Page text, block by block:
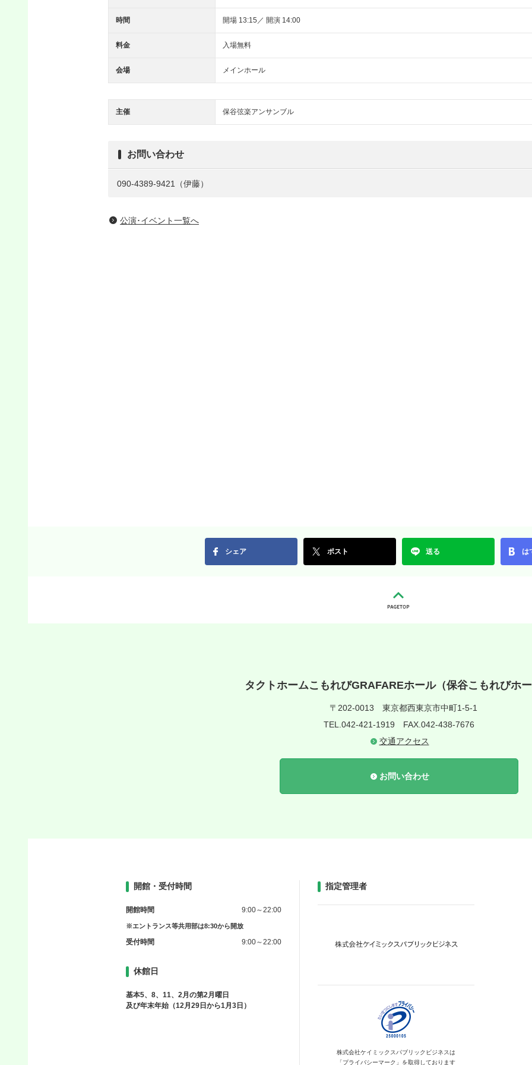
時間 開場 13:15／ 開演 14:00
料金 入場無料
会場 メインホール
主催 保谷弦楽アンサンブル
お問い合わせ
090-4389-9421（伊藤）
公演･イベント一覧へ
シェア ポスト 送る は
タクトホームこもれびGRAFAREホール（保谷こもれびホー
〒202-0013 東京都西東京市中町1-5-1
TEL.042-421-1919 FAX.042-438-7676
交通アクセス
お問い合わせ
開館・受付時間
開館時間 9:00～22:00
※エントランス等共用部は8:30から開放
受付時間 9:00～22:00
休館日
基本5、8、11、2月の第2月曜日
及び年末年始（12月29日から1月3日）
指定管理者
株式会社ケイミックス パブリックビジネスは
「プライバシーマーク」を取得しております